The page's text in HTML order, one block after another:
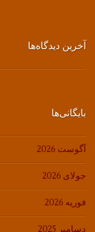
آخرین دیدگاه‌ها
بایگانی‌ها
آگوست 2026
جولای 2026
فوریه 2026
دسامبر 2025